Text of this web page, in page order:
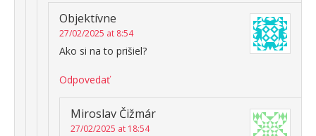
Objektívne
27/02/2025 at 8:54
Ako si na to prišiel?
Odpovedať
Miroslav Čižmár
27/02/2025 at 18:54